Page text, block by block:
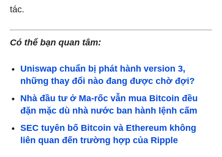
tác.
Có thể bạn quan tâm:
Uniswap chuẩn bị phát hành version 3,
những thay đổi nào đang được chờ đợi?
Nhà đầu tư ở Ma-rốc vẫn mua Bitcoin đều
đặn mặc dù nhà nước ban hành lệnh cấm
SEC tuyên bố Bitcoin và Ethereum không
liên quan đến trường hợp của Ripple